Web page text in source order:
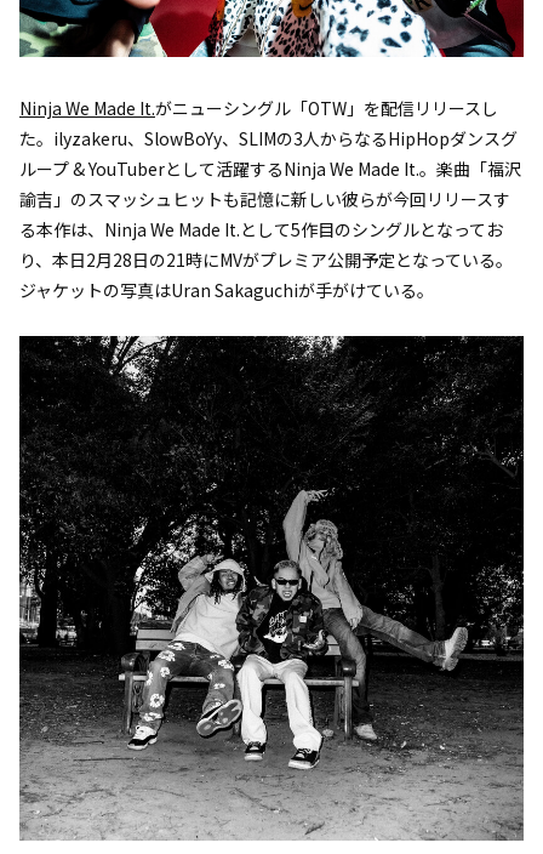
Ninja We Made It.がニューシングル「OTW」を配信リリースし
た。ilyzakeru、SlowBoYy、SLIMの3人からなるHipHopダンスグ
ループ & YouTuberとして活躍するNinja We Made It.。楽曲「福沢
諭吉」のスマッシュヒットも記憶に新しい彼らが今回リリースす
る本作は、Ninja We Made It.として5作目のシングルとなってお
り、本日2月28日の21時にMVがプレミア公開予定となっている。
ジャケットの写真はUran Sakaguchiが手がけている。